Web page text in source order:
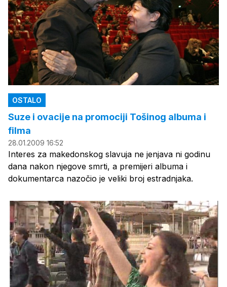
OSTALO
Suze i ovacije na promociji Tošinog albuma i
filma
28.01.2009 16:52
Interes za makedonskog slavuja ne jenjava ni godinu
dana nakon njegove smrti, a premijeri albuma i
dokumentarca nazočio je veliki broj estradnjaka.